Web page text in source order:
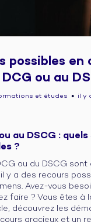
possibles en
ou au
et études ● il y
au DSCG :
?
ou du DSCG sont
y a des recours
Avez-vous
faire ? Vous êtes à
découvrez les